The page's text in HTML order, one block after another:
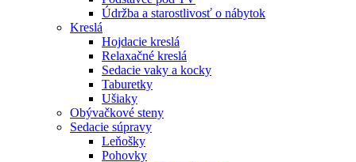
Údržba a starostlivosť o nábytok
Kreslá
Hojdacie kreslá
Relaxačné kreslá
Sedacie vaky a kocky
Taburetky
Ušiaky
Obývačkové steny
Sedacie súpravy
Leňošky
Pohovky